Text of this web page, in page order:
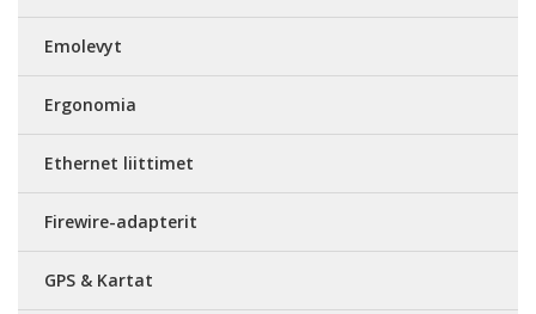
Emolevyt
Ergonomia
Ethernet liittimet
Firewire-adapterit
GPS & Kartat